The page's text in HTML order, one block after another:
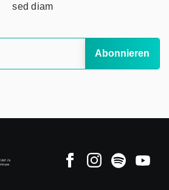
sed diam
Abonnieren